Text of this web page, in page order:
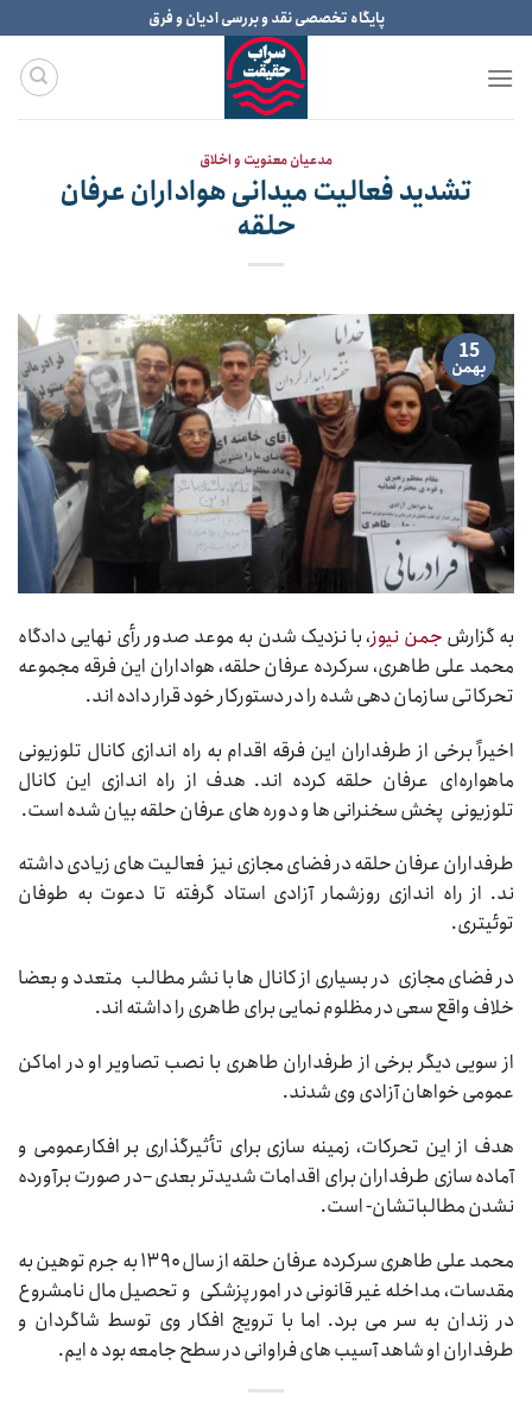
to
content
پایگاه تخصصی نقد و بررسی ادیان و فرق
مدعیان معنویت و اخلاق
تشدید فعالیت میدانی هواداران عرفان
حلقه
15
بهمن
به گزارش جمن نیوز، با نزدیک شدن به موعد صدور رأی نهایی دادگاه
محمد علی طاهری، سرکرده عرفان حلقه، هواداران این فرقه مجموعه
تحرکاتی سازمان دهی‌ شده را در دستورکار خود قرار داده اند.
اخیراً برخی از طرفداران این فرقه اقدام به راه اندازی کانال تلوزیونی
ماهواره‌ای عرفان حلقه کرده اند. هدف از راه اندازی این کانال
تلوزیونی پخش سخنرانی‌ ها و دوره های عرفان حلقه بیان شده است.
طرفداران عرفان حلقه در فضای مجازی نیز فعالیت های زیادی داشته‌
ند. از راه اندازی روزشمار آزادی استاد گرفته تا دعوت به طوفان
توئیتری.
در فضای مجازی در بسیاری از کانال ها با نشر مطالب متعدد و بعضا
خلاف واقع سعی در مظلوم نمایی برای طاهری را داشته‌ اند.
از سویی دیگر برخی از طرفداران طاهری با نصب تصاویر او در اماکن
عمومی خواهان آزادی وی شدند.
هدف از این تحرکات، زمینه سازی برای تأثیرگذاری بر افکارعمومی و
آماده سازی طرفداران برای اقدامات شدیدتر بعدی –در صورت برآورده
نشدن مطالباتشان- است.
محمد علی طاهری سرکرده عرفان حلقه از سال ۱۳۹۰ به جرم توهین به
مقدسات، مداخله غیر قانونی در امور پزشکی و تحصیل مال نامشروع
در زندان به سر می برد. اما با ترویج افکار وی توسط شاگردان و
طرفداران او شاهد آسیب های فراوانی در سطح جامعه بود ه ایم.